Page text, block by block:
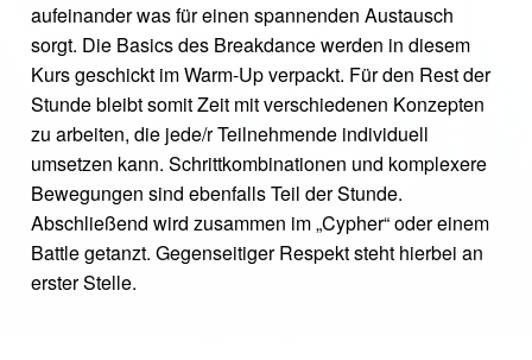
aufeinander was für einen spannenden Austausch
sorgt. Die Basics des Breakdance werden in diesem
Kurs geschickt im Warm-Up verpackt. Für den Rest der
Stunde bleibt somit Zeit mit verschiedenen Konzepten
zu arbeiten, die jede/r Teilnehmende individuell
umsetzen kann. Schrittkombinationen und komplexere
Bewegungen sind ebenfalls Teil der Stunde.
Abschließend wird zusammen im „Cypher“ oder einem
Battle getanzt. Gegenseitiger Respekt steht hierbei an
erster Stelle.